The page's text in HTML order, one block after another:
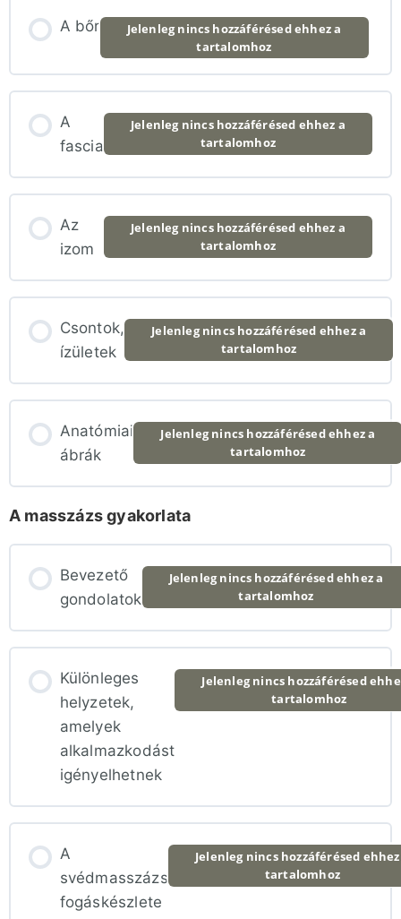
Személyre szabás
A masszázs iránya
Mi mennyi idő valójában
Szünet
A bőr
Jelenleg nincs hozzáférésed ehhez a
tartalomhoz
A
fascia
Jelenleg nincs hozzáférésed ehhez a
tartalomhoz
Az
izom
Jelenleg nincs hozzáférésed ehhez a
tartalomhoz
Csontok,
ízületek
Jelenleg nincs hozzáférésed ehhez a
tartalomhoz
Anatómiai
ábrák
Jelenleg nincs hozzáférésed ehhez a
tartalomhoz
A masszázs gyakorlata
Bevezető
gondolatok
Jelenleg nincs hozzáférésed ehhez a
tartalomhoz
Különleges
helyzetek,
amelyek
alkalmazkodást
igényelhetnek
Jelenleg nincs hozzáférésed
tartalomhoz
A
svédmasszázs
fogáskészlete
Jelenleg nincs hozzáférésed
tartalomhoz